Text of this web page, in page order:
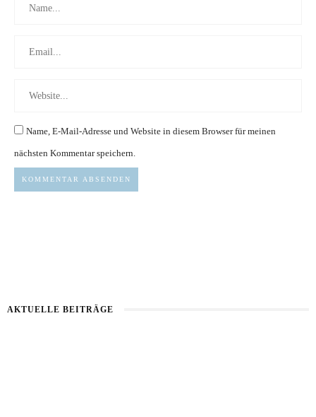
Name, E-Mail-Adresse und Website in diesem Browser für meinen
nächsten Kommentar speichern.
AKTUELLE BEITRÄGE